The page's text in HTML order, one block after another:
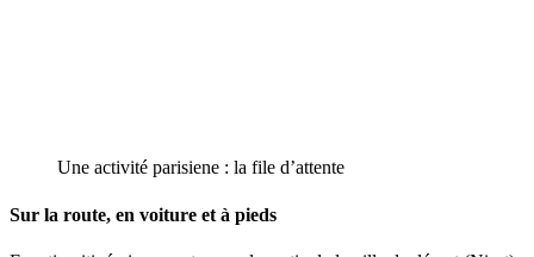
Une activité parisiene : la file d’attente
Sur la route, en voiture et à pieds